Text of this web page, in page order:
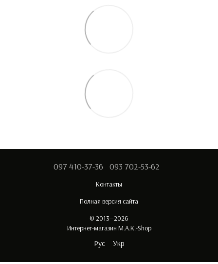
097 410-37-36 093 702-53-62
Контакты
Полная версия сайта
© 2013—2026
Интернет-магазин M.A.K.-Shop
Рус Укр